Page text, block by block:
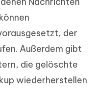
der
Außerdem gibt
die gelöschte
wiederherstellen